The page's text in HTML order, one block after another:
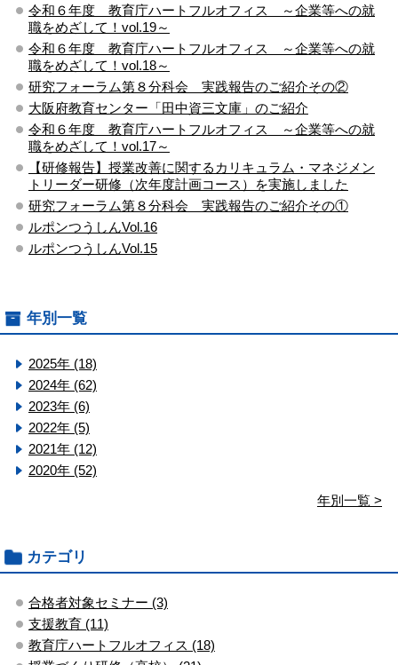
令和６年度 教育庁ハートフルオフィス ～企業等への就
職をめざして！vol.19～
令和６年度 教育庁ハートフルオフィス ～企業等への就
職をめざして！vol.18～
研究フォーラム第８分科会 実践報告のご紹介その②
大阪府教育センター「田中資三文庫」のご紹介
令和６年度 教育庁ハートフルオフィス ～企業等への就
職をめざして！vol.17～
【研修報告】授業改善に関するカリキュラム・マネジメン
トリーダー研修（次年度計画コース）を実施しました
研究フォーラム第８分科会 実践報告のご紹介その①
ルポンつうしんVol.16
ルポンつうしんVol.15
年別一覧
2025年 (18)
2024年 (62)
2023年 (6)
2022年 (5)
2021年 (12)
2020年 (52)
年別一覧 >
カテゴリ
合格者対象セミナー (3)
支援教育 (11)
教育庁ハートフルオフィス (18)